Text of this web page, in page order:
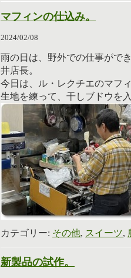
マフィンの仕込み。
2024/02/08
雨の日は、野外での仕事がで
井店長。
今日は、ル・レクチエのマフ
生地を練って、干しブドウを
カテゴリー: その他, スイーツ,
新製品の試作。